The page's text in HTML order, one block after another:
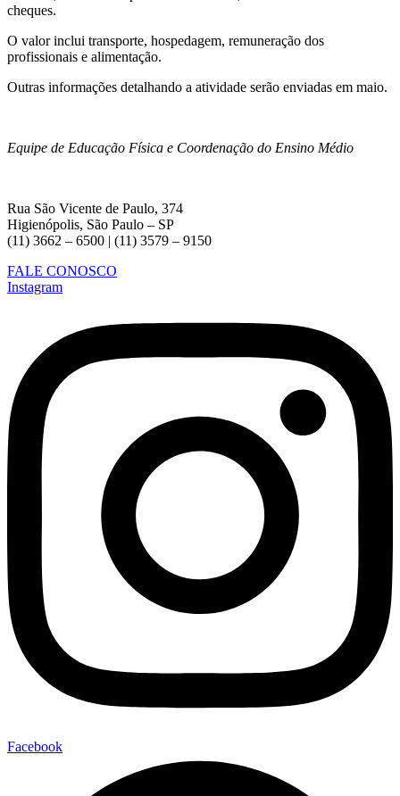
cheques.
O valor inclui transporte, hospedagem, remuneração dos
profissionais e alimentação.
Outras informações detalhando a atividade serão enviadas em maio.
Equipe de Educação Física e Coordenação do Ensino Médio
Rua São Vicente de Paulo, 374
Higienópolis, São Paulo – SP
(11) 3662 – 6500 | (11) 3579 – 9150
FALE CONOSCO
Instagram
Facebook